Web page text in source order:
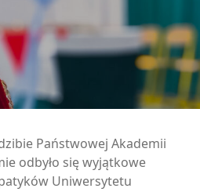
Państwowej Akademii
odbyło się wyjątkowe
Uniwersytetu